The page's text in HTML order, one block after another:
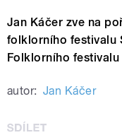
Jan Káčer zve na
folklorního festivalu
Folklorního
autor: Jan Káčer